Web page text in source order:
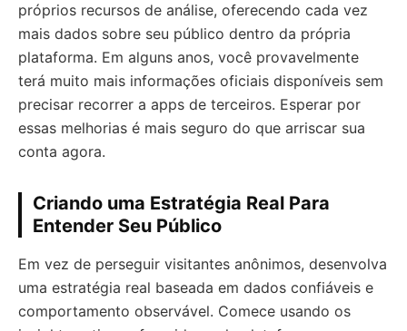
próprios recursos de análise, oferecendo cada vez
mais dados sobre seu público dentro da própria
plataforma. Em alguns anos, você provavelmente
terá muito mais informações oficiais disponíveis sem
precisar recorrer a apps de terceiros. Esperar por
essas melhorias é mais seguro do que arriscar sua
conta agora.
Criando uma Estratégia Real Para
Entender Seu Público
Em vez de perseguir visitantes anônimos, desenvolva
uma estratégia real baseada em dados confiáveis e
comportamento observável. Comece usando os